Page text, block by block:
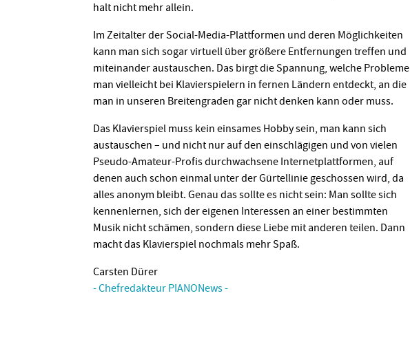
halt nicht mehr allein.
Im Zeitalter der Social-Media-Plattformen und deren Möglichkeiten
kann man sich sogar virtuell über größere Entfernungen treffen und
miteinander austauschen. Das birgt die Spannung, welche Probleme
man vielleicht bei Klavierspielern in fernen Ländern entdeckt, an die
man in unseren Breitengraden gar nicht denken kann oder muss.
Das Klavierspiel muss kein einsames Hobby sein, man kann sich
austauschen – und nicht nur auf den einschlägigen und von vielen
Pseudo-Amateur-Profis durchwachsene Internetplattformen, auf
denen auch schon einmal unter der Gürtellinie geschossen wird, da
alles anonym bleibt. Genau das sollte es nicht sein: Man sollte sich
kennenlernen, sich der eigenen Interessen an einer bestimmten
Musik nicht schämen, sondern diese Liebe mit anderen teilen. Dann
macht das Klavierspiel nochmals mehr Spaß.
Carsten Dürer
- Chefredakteur PIANONews -